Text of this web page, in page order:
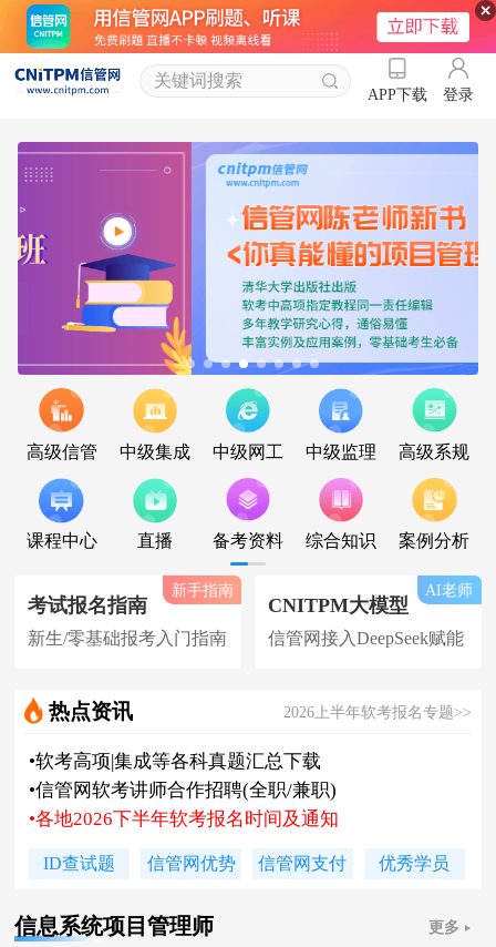
APP下载 登录
高级信管 中级集成 中级网工 中级监理 高级系规
课程中心 直播 备考资料 综合知识 案例分析
考试报名指南
新生/零基础报考入门指南
新手指南
CNITPM大模型
信管网接入DeepSeek赋能
AI老师
热点资讯 2026上半年软考报名专题>>
•软考高项|集成等各科真题汇总下载
•信管网软考讲师合作招聘(全职/兼职)
•各地2026下半年软考报名时间及通知
陈老师新书《你真能懂的项目管理》
•题库 [ 每日一练/章节题/原创精编题 ]
ID查试题 信管网优势 信管网支付 优秀学员
信息系统项目管理师 更多